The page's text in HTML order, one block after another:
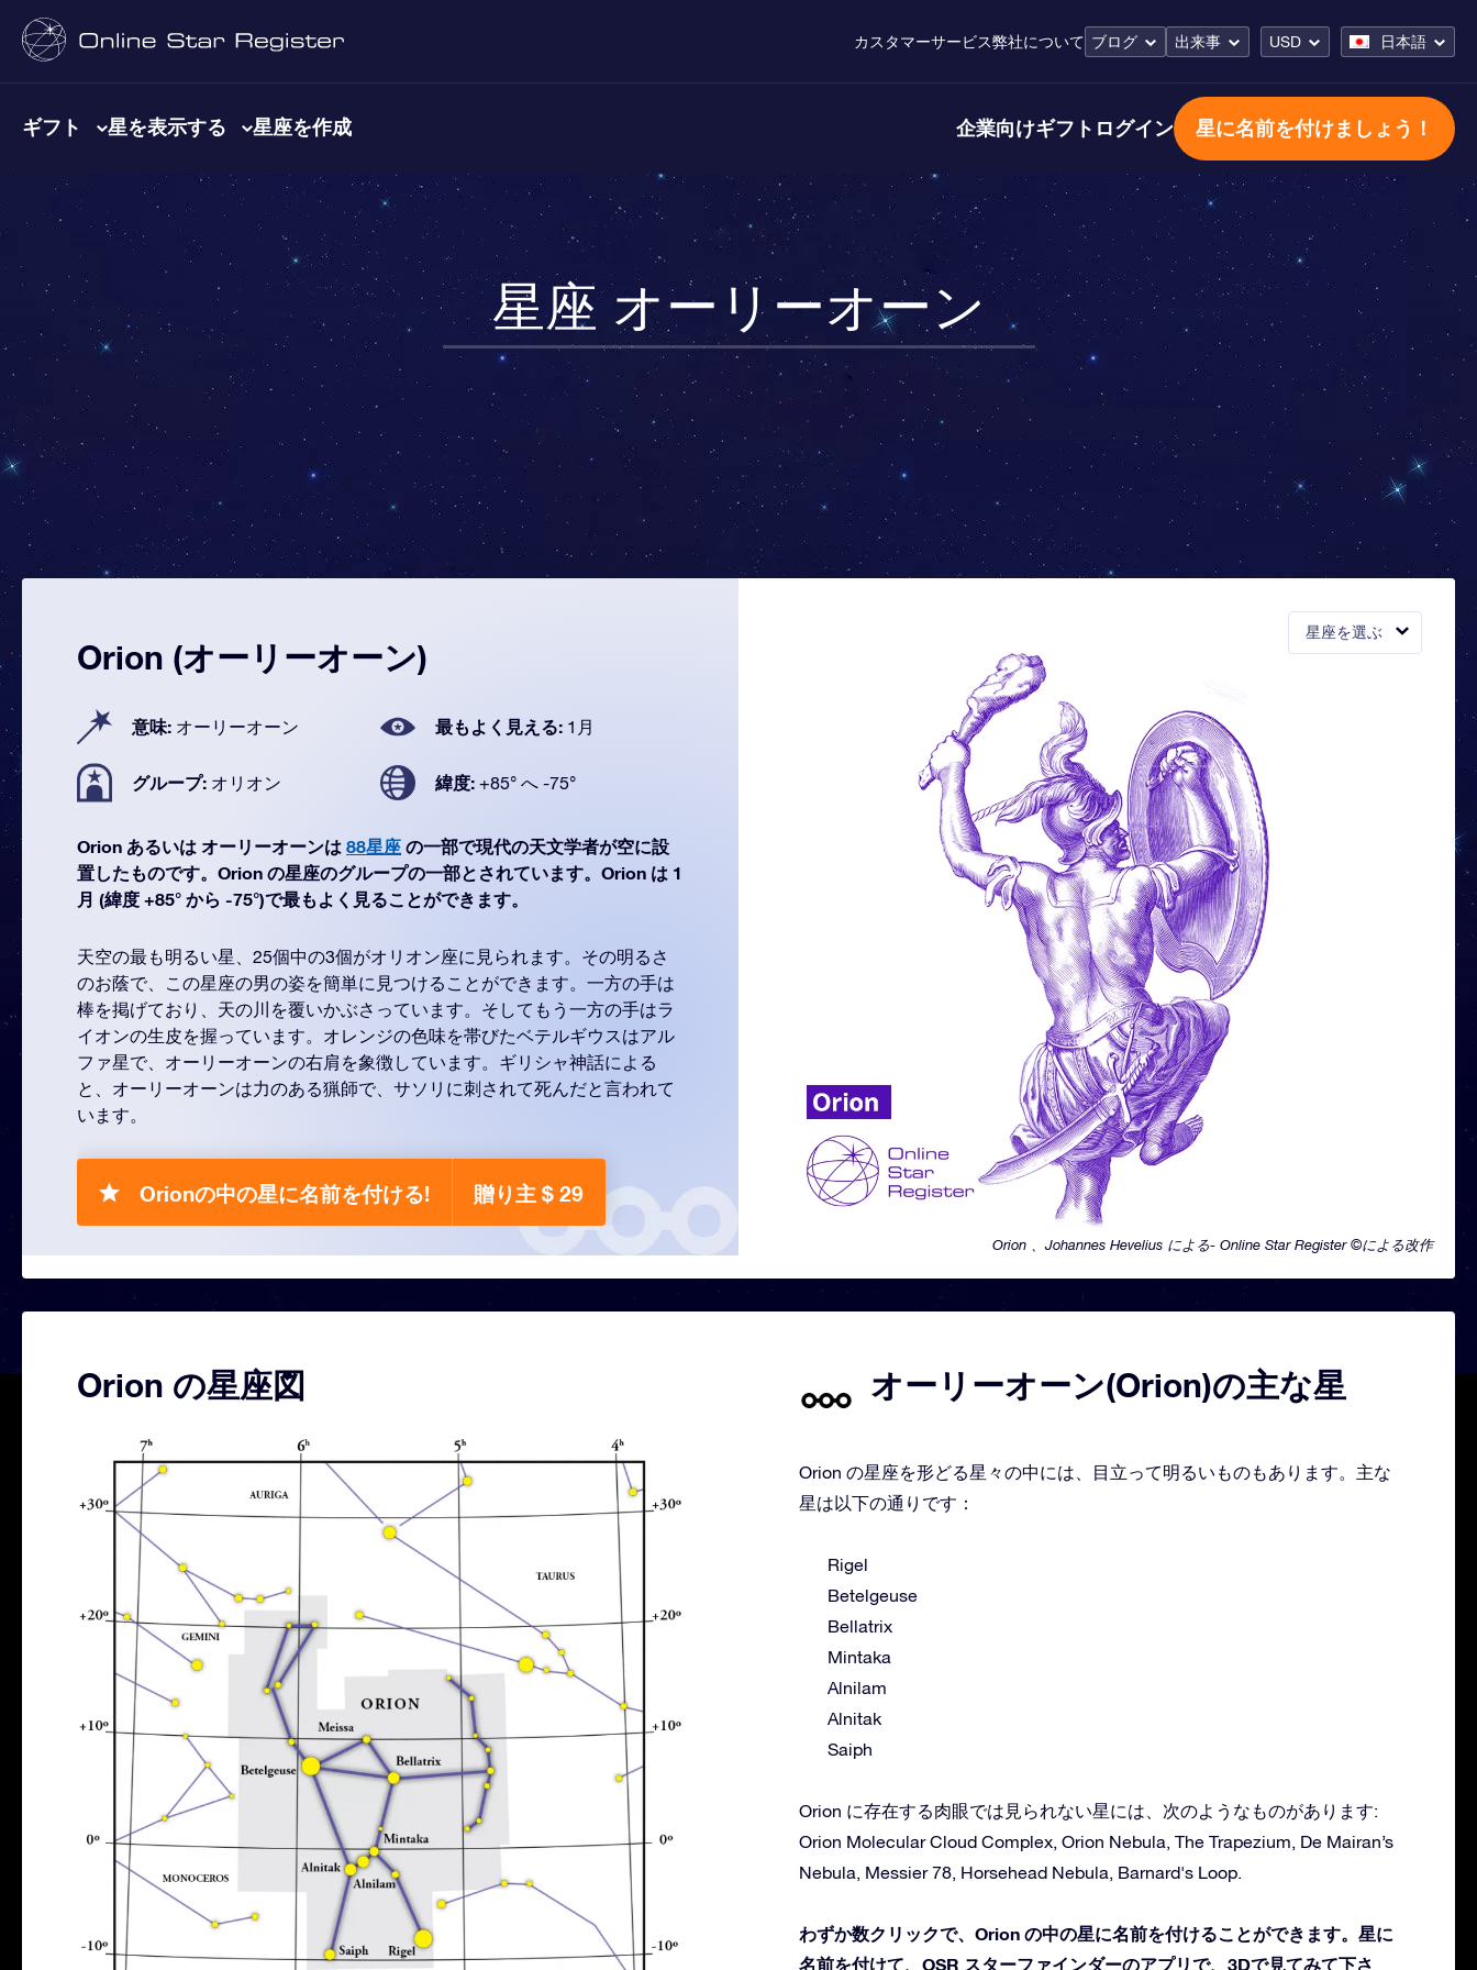
カスタマーサービス弊社について ブログ 出来事 USD 日本語
ギフト 星を表示する 星座を作成 企業向けギフト ログイン 星に名前を付けましょう！
星座 オーリーオーン
星座を選ぶ
Orion 、Johannes Hevelius による- Online Star Register ©による改作
Orion (オーリーオーン)
意味: オーリーオーン 最もよく見える: 1月
グループ: オリオン 緯度: +85° へ -75°
Orion あるいは オーリーオーンは 88星座 の一部で現代の天文学者が空に設
置したものです。Orion の星座のグループの一部とされています。Orion は 1
月 (緯度 +85° から -75°)で最もよく見ることができます。
天空の最も明るい星、25個中の3個がオリオン座に見られます。その明るさ
のお蔭で、この星座の男の姿を簡単に見つけることができます。一方の手は
棒を掲げており、天の川を覆いかぶさっています。そしてもう一方の手はラ
イオンの生皮を握っています。オレンジの色味を帯びたベテルギウスはアル
ファ星で、オーリーオーンの右肩を象徴しています。ギリシャ神話による
と、オーリーオーンは力のある猟師で、サソリに刺されて死んだと言われて
います。
Orionの中の星に名前を付ける! 贈り主 $ 29
Orion の星座図 オーリーオーン(Orion)の主な星
Orion の星座を形どる星々の中には、目立って明るいものもあります。主な
星は以下の通りです：
Rigel
Betelgeuse
Bellatrix
Mintaka
Alnilam
Alnitak
Saiph
Orion に存在する肉眼では見られない星には、次のようなものがあります:
Orion Molecular Cloud Complex, Orion Nebula, The Trapezium, De Mairan’s
Nebula, Messier 78, Horsehead Nebula, Barnard's Loop.
わずか数クリックで、Orion の中の星に名前を付けることができます。星に
名前を付けて、OSR スターファインダーのアプリで、3Dで見てみて下さ